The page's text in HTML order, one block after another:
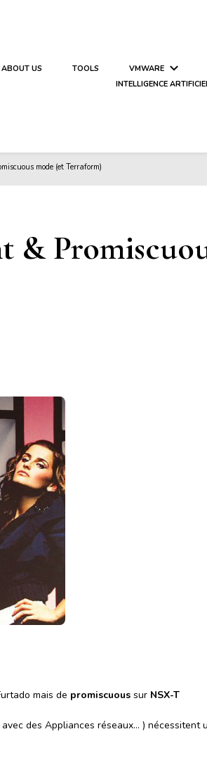
ABOUT US TOOLS VMWARE
INTELLIGENCE
mode (et Terraform)
&
mais de promiscuous sur NSX-T
des Appliances réseaux… ) nécessitent